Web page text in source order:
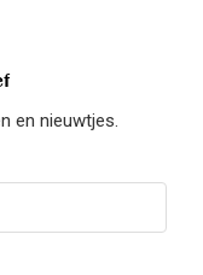
en nieuwtjes.